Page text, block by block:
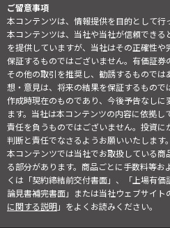
ご留意事項
本コンテンツは、情報提供を目的として行
本コンテンツは、当社や当社が信頼でき
を提供していますが、当社はその正確性
保証するものではございません。有価証券
その他の取引を推奨し、勧誘するもので
想・意見は、将来の結果を保証するもの
作成時現在のものであり、今後予告なし
ます。当社は本コンテンツの内容に依拠
責任を負うものではございません。投資
判断と責任でなさるようお願いいたします。
本コンテンツでは当社でお取扱している
る部分があります。商品ごとに手数料等
くは「契約締結前交付書面」、「上場有
論見書補完書面」または当社ウェブサイト
に関する説明」をよくお読みください。